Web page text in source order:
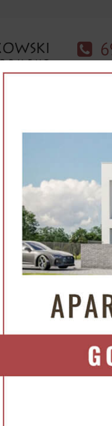
cenę
się wieloma sukcesami w
z naszymi klientami oraz ich
oraz posiadana wiedza